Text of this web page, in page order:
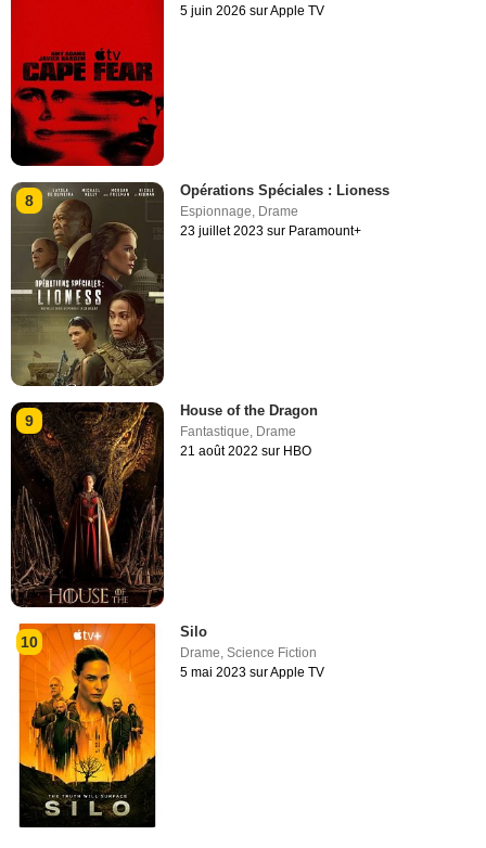
5 juin 2026 sur Apple TV
8
Opérations Spéciales : Lioness
Espionnage, Drame
23 juillet 2023 sur Paramount+
9
House of the Dragon
Fantastique, Drame
21 août 2022 sur HBO
10
Silo
Drame ,Science Fiction
5 mai 2023 sur Apple TV